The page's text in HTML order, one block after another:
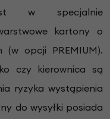
w specjalnie
kartony o
opcji PREMIUM).
czy kierownica są
ryzyka wystąpienia
do wysyłki posiada